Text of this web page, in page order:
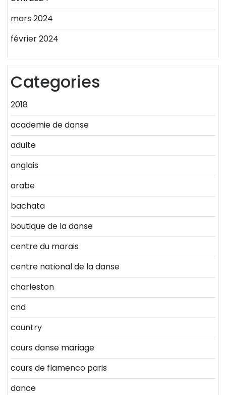
mars 2024
février 2024
Categories
2018
academie de danse
adulte
anglais
arabe
bachata
boutique de la danse
centre du marais
centre national de la danse
charleston
cnd
country
cours danse mariage
cours de flamenco paris
dance